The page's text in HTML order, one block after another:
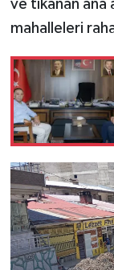
ve tıkanan
mahalleleri